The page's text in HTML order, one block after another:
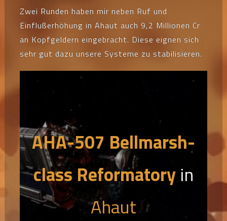
Zwei Runden haben mir neben Ruf und
Einflußerhöhung in Ahaut auch 9,2 Millionen Cr
an Kopfgeldern eingebracht. Diese eignen sich
sehr gut dazu unsere Systeme zu stabilisieren.
AHA-507 Bellmarsh-
class Reformatory in
Ahaut